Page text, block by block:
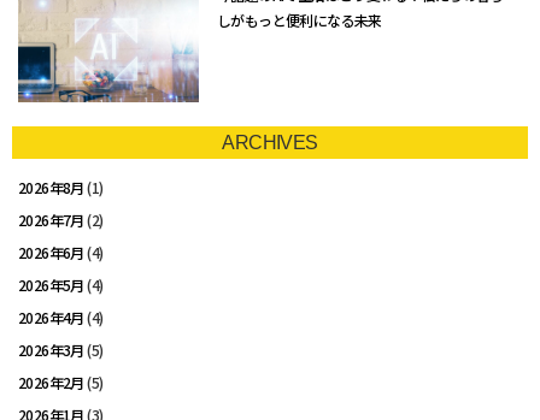
しがもっと便利になる未来
ARCHIVES
2026年8月(1)
2026年7月(2)
2026年6月(4)
2026年5月(4)
2026年4月(4)
2026年3月(5)
2026年2月(5)
2026年1月(3)